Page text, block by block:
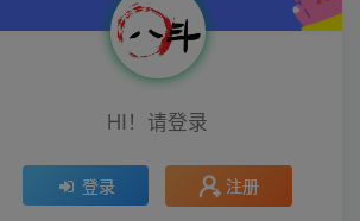
HI！请登录
登录 注册